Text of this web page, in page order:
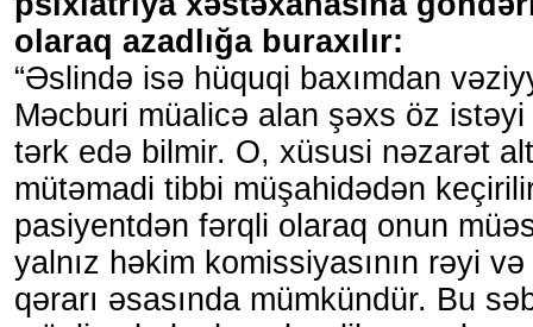
olaraq azadlığa buraxılır:
“Əslində isə hüquqi baxımdan
Məcburi müalicə alan şəxs öz istəyi
tərk edə bilmir. O, xüsusi nəzarət
mütəmadi tibbi müşahidədən
pasiyentdən fərqli olaraq onun
yalnız həkim komissiyasının rəyi
qərarı əsasında mümkündür. Bu